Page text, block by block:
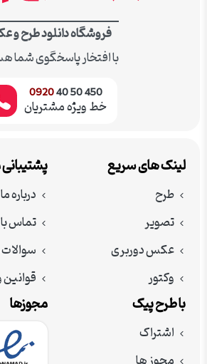
فروشگاه دانلود طرح
با افتخار پاسخگوی شما
450 50 40
0920
خط ویژه مشتریان
لینک های سریع
طرح
تصویر
عکس دوربری
وکتور
درباره ما
تماس
با طرح پیک
اشتراک
مجوزها